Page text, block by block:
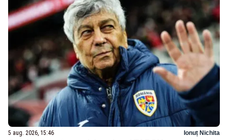
5 aug. 2026, 15:46 Ionuț Nichita